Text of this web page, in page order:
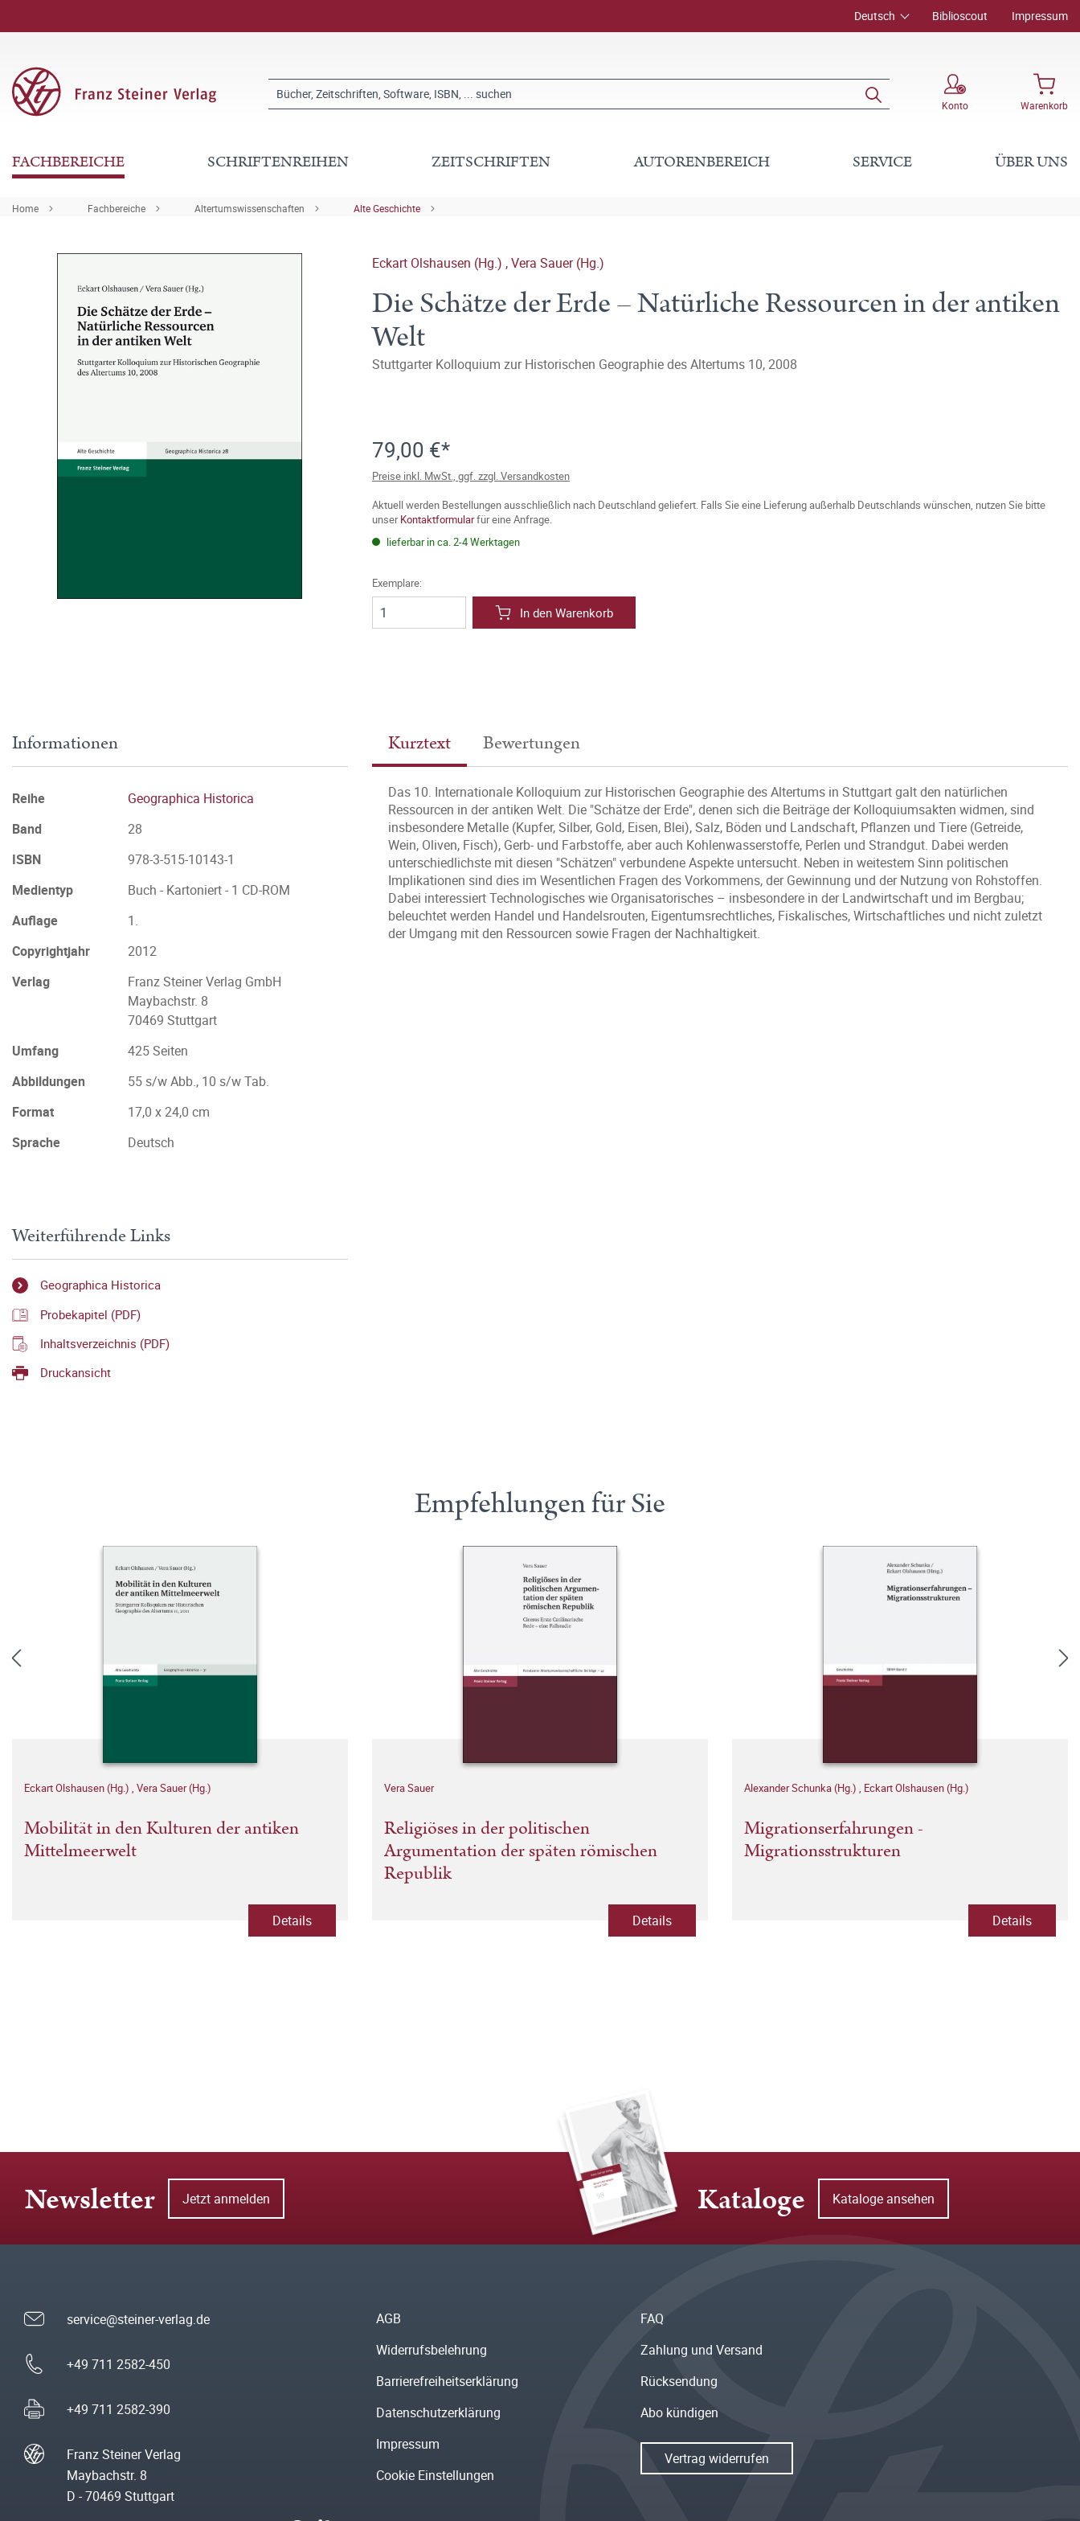
Deutsch Biblioscout Impressum
Konto Warenkorb
FACHBEREICHE SCHRIFTENREIHEN ZEITSCHRIFTEN AUTORENBEREICH SERVICE ÜBER UNS
Home Fachbereiche Altertumswissenschaften Alte Geschichte
Eckart Olshausen (Hg.) ,Vera Sauer (Hg.)
Die Schätze der Erde – Natürliche Ressourcen in der antiken
Welt
Stuttgarter Kolloquium zur Historischen Geographie des Altertums 10, 2008
79,00 €*
Preise inkl. MwSt., ggf. zzgl. Versandkosten
Aktuell werden Bestellungen ausschließlich nach Deutschland geliefert. Falls Sie eine Lieferung außerhalb Deutschlands wünschen, nutzen Sie bitte
unserKontaktformularfür eine Anfrage.
lieferbar in ca. 2-4 Werktagen
Exemplare:
In den Warenkorb
Kurztext Bewertungen
Das 10. Internationale Kolloquium zur Historischen Geographie des Altertums in Stuttgart galt den natürlichen
Ressourcen in der antiken Welt. Die "Schätze der Erde", denen sich die Beiträge der Kolloquiumsakten widmen, sind
insbesondere Metalle (Kupfer, Silber, Gold, Eisen, Blei), Salz, Böden und Landschaft, Pflanzen und Tiere (Getreide,
Wein, Oliven, Fisch), Gerb- und Farbstoffe, aber auch Kohlenwasserstoffe, Perlen und Strandgut. Dabei werden
unterschiedlichste mit diesen "Schätzen" verbundene Aspekte untersucht. Neben in weitestem Sinn politischen
Implikationen sind dies im Wesentlichen Fragen des Vorkommens, der Gewinnung und der Nutzung von Rohstoffen.
Dabei interessiert Technologisches wie Organisatorisches – insbesondere in der Landwirtschaft und im Bergbau;
beleuchtet werden Handel und Handelsrouten, Eigentumsrechtliches, Fiskalisches, Wirtschaftliches und nicht zuletzt
der Umgang mit den Ressourcen sowie Fragen der Nachhaltigkeit.
Informationen
Reihe
Geographica Historica
Band
28
ISBN
978-3-515-10143-1
Medientyp
Buch - Kartoniert - 1 CD-ROM
Auflage
1.
Copyrightjahr
2012
Verlag
Franz Steiner Verlag GmbH
Maybachstr. 8
70469 Stuttgart
Umfang
425 Seiten
Abbildungen
55 s/w Abb., 10 s/w Tab.
Format
17,0 x 24,0 cm
Sprache
Deutsch
Weiterführende Links
Geographica Historica
Probekapitel (PDF)
Inhaltsverzeichnis (PDF)
Druckansicht
Empfehlungen für Sie
Eckart Olshausen (Hg.) , Vera Sauer (Hg.)
Mobilität in den Kulturen der antiken
Mittelmeerwelt
Details
Vera Sauer
Religiöses in der politischen
Argumentation der späten römischen
Republik
Details
Alexander Schunka (Hg.) , Eckart Olshausen (Hg.)
Migrationserfahrungen -
Migrationsstrukturen
Details
Newsletter Jetzt anmelden Kataloge Kataloge ansehen
service@steiner-verlag.de
+49 711 2582-450
+49 711 2582-390
Franz Steiner Verlag
Maybachstr. 8
D - 70469 Stuttgart
AGB
Widerrufsbelehrung
Barrierefreiheitserklärung
Datenschutzerklärung
Impressum
Cookie Einstellungen
FAQ
Zahlung und Versand
Rücksendung
Abo kündigen
Vertrag widerrufen